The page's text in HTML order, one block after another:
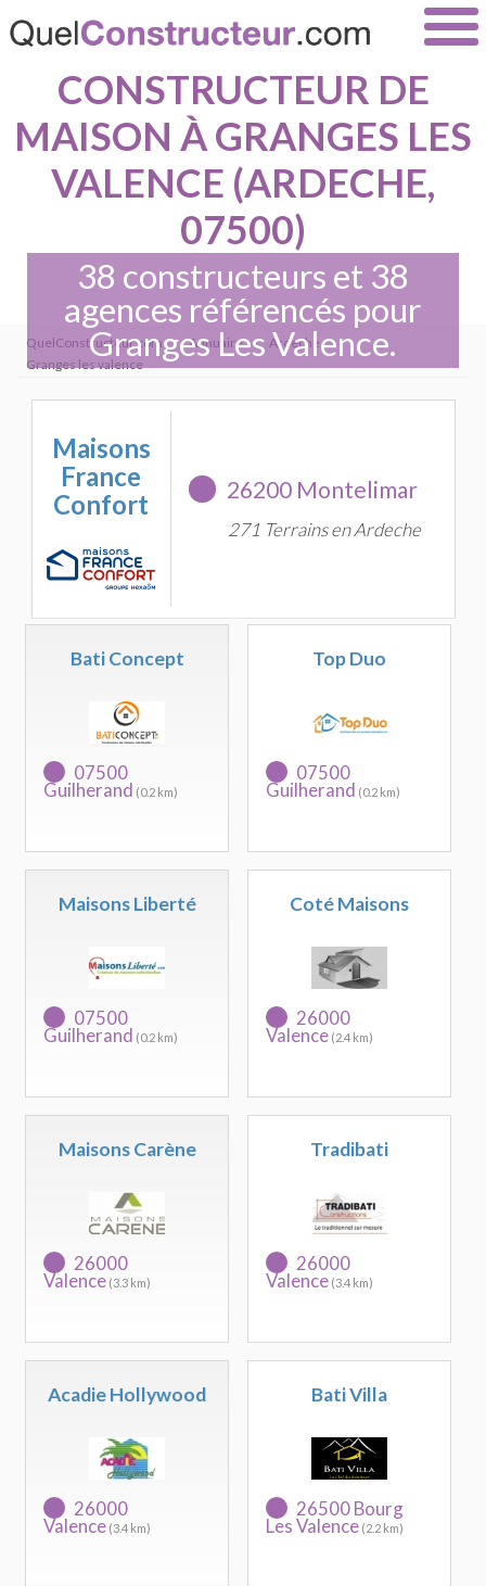
CONSTRUCTEUR DE
MAISON À GRANGES LES
VALENCE (ARDECHE,
07500)
38 constructeurs et 38
agences référencés pour
Granges Les Valence.
QuelConstructeur.com › Annuaire › Ardeche ›
Granges les valence
Maisons
France
Confort
26200 Montelimar
271 Terrains en Ardeche
Bati Concept
07500
Guilherand (0.2 km)
Top Duo
07500
Guilherand (0.2 km)
Maisons Liberté
07500
Guilherand (0.2 km)
Coté Maisons
26000
Valence (2.4 km)
Maisons Carène
26000
Valence (3.3 km)
Tradibati
26000
Valence (3.4 km)
Acadie Hollywood
26000
Valence (3.4 km)
Bati Villa
26500 Bourg
Les Valence (2.2 km)